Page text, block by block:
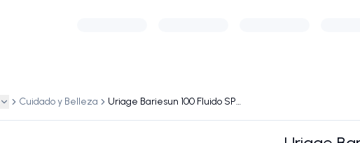
Cuidado y Belleza Uriage Bariesun 100 Fluido SPF 50+ 50 ml